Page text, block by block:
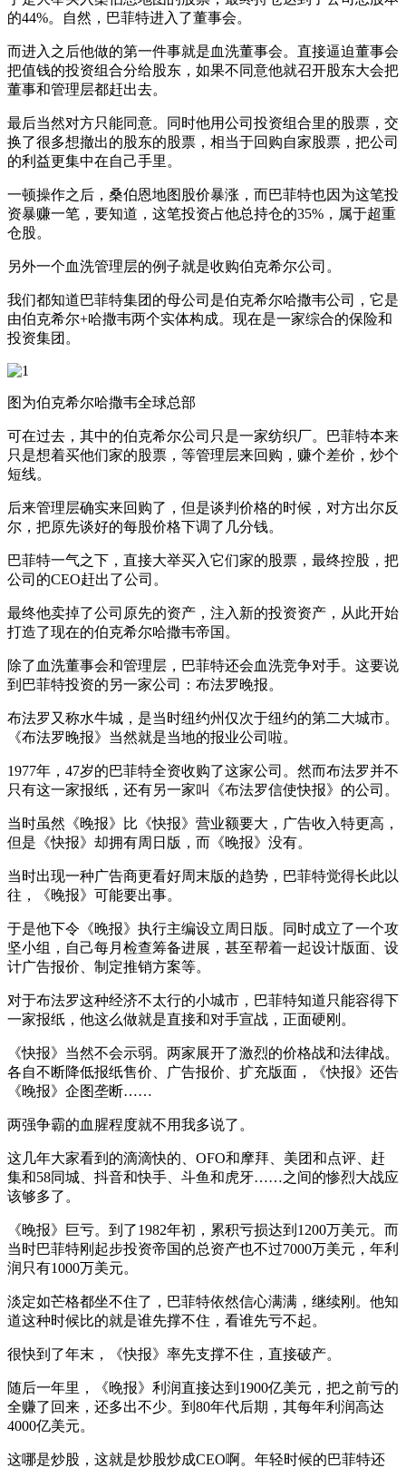
的44%。自然，巴菲特进入了董事会。
而进入之后他做的第一件事就是血洗董事会。直接逼迫董事会
把值钱的投资组合分给股东，如果不同意他就召开股东大会把
董事和管理层都赶出去。
最后当然对方只能同意。同时他用公司投资组合里的股票，交
换了很多想撤出的股东的股票，相当于回购自家股票，把公司
的利益更集中在自己手里。
一顿操作之后，桑伯恩地图股价暴涨，而巴菲特也因为这笔投
资暴赚一笔，要知道，这笔投资占他总持仓的35%，属于超重
仓股。
另外一个血洗管理层的例子就是收购伯克希尔公司。
我们都知道巴菲特集团的母公司是伯克希尔哈撒韦公司，它是
由伯克希尔+哈撒韦两个实体构成。现在是一家综合的保险和
投资集团。
图为伯克希尔哈撒韦全球总部
可在过去，其中的伯克希尔公司只是一家纺织厂。巴菲特本来
只是想着买他们家的股票，等管理层来回购，赚个差价，炒个
短线。
后来管理层确实来回购了，但是谈判价格的时候，对方出尔反
尔，把原先谈好的每股价格下调了几分钱。
巴菲特一气之下，直接大举买入它们家的股票，最终控股，把
公司的CEO赶出了公司。
最终他卖掉了公司原先的资产，注入新的投资资产，从此开始
打造了现在的伯克希尔哈撒韦帝国。
除了血洗董事会和管理层，巴菲特还会血洗竞争对手。这要说
到巴菲特投资的另一家公司：布法罗晚报。
布法罗又称水牛城，是当时纽约州仅次于纽约的第二大城市。
《布法罗晚报》当然就是当地的报业公司啦。
1977年，47岁的巴菲特全资收购了这家公司。然而布法罗并不
只有这一家报纸，还有另一家叫《布法罗信使快报》的公司。
当时虽然《晚报》比《快报》营业额要大，广告收入特更高，
但是《快报》却拥有周日版，而《晚报》没有。
当时出现一种广告商更看好周末版的趋势，巴菲特觉得长此以
往，《晚报》可能要出事。
于是他下令《晚报》执行主编设立周日版。同时成立了一个攻
坚小组，自己每月检查筹备进展，甚至帮着一起设计版面、设
计广告报价、制定推销方案等。
对于布法罗这种经济不太行的小城市，巴菲特知道只能容得下
一家报纸，他这么做就是直接和对手宣战，正面硬刚。
《快报》当然不会示弱。两家展开了激烈的价格战和法律战。
各自不断降低报纸售价、广告报价、扩充版面，《快报》还告
《晚报》企图垄断……
两强争霸的血腥程度就不用我多说了。
这几年大家看到的滴滴快的、OFO和摩拜、美团和点评、赶
集和58同城、抖音和快手、斗鱼和虎牙……之间的惨烈大战应
该够多了。
《晚报》巨亏。到了1982年初，累积亏损达到1200万美元。而
当时巴菲特刚起步投资帝国的总资产也不过7000万美元，年利
润只有1000万美元。
淡定如芒格都坐不住了，巴菲特依然信心满满，继续刚。他知
道这种时候比的就是谁先撑不住，看谁先亏不起。
很快到了年末，《快报》率先支撑不住，直接破产。
随后一年里，《晚报》利润直接达到1900亿美元，把之前亏的
全赚了回来，还多出不少。到80年代后期，其每年利润高达
4000亿美元。
这哪是炒股，这就是炒股炒成CEO啊。年轻时候的巴菲特还